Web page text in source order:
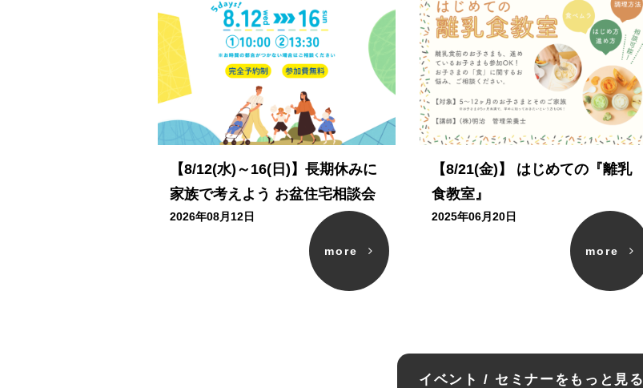
【8/12(水)～16(日)】長期休みに
家族で考えよう お盆住宅相談会
2026年08月12日
more
【8/21(金)】 はじめての『離乳
食教室』
2025年06月20日
more
イベント / セミナーをもっと見る